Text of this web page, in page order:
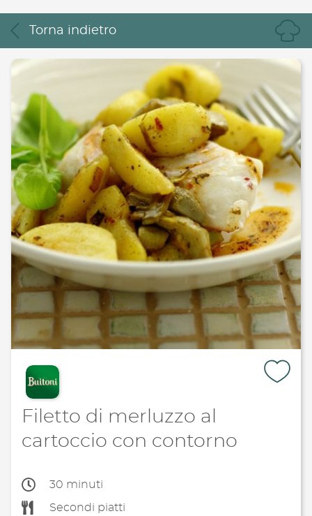
Piatti unici
Dolci
Vegetariane
Senza lattosio
Senza glutine
Torna indietro
Filetto di merluzzo al
cartoccio con contorno
30 minuti
Secondi piatti